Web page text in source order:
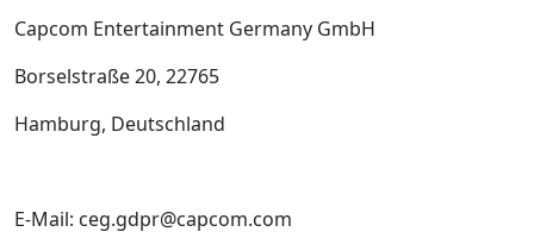
Capcom Entertainment Germany GmbH
Borselstraße 20, 22765
Hamburg, Deutschland
E-Mail: ceg.gdpr@capcom.com